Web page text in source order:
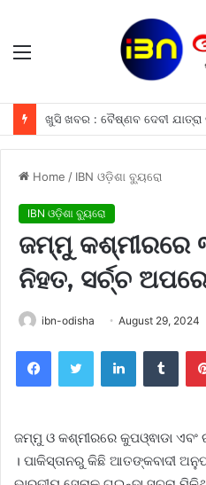
Menu
Home / IBN ଓଡ଼ିଶା ବ୍ୟୁରୋ
IBN ଓଡ଼ିଶା ବ୍ୟୁରୋ
ଜମ୍ମୁ କଶ୍ମୀରରେ
ନିହତ, ସର୍ଚ୍ଚ
ibn-odisha August 29, 2024
FacebookTwitter LinkedIn
ଜମ୍ମୁ ଓ କଶ୍ମୀରରେ କୁପଓ୍ଵାଡା
। ପାକିସ୍ତାନରୁ କିଛି ଆତଙ୍କବାଦୀ